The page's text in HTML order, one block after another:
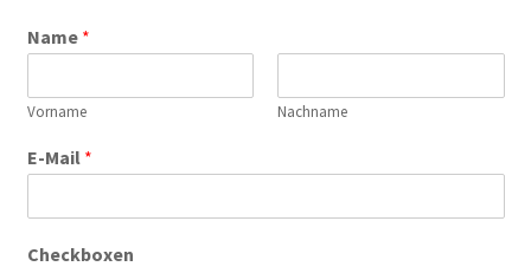
Name *
Vorname Nachname
E-Mail *
Checkboxen